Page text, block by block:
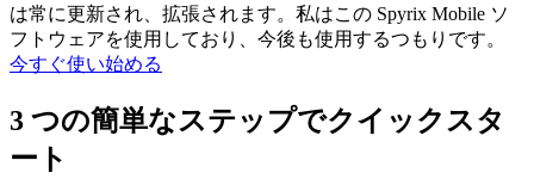
は常に更新され、拡張されます。私はこの Spyrix Mobile ソ
フトウェアを使用しており、今後も使用するつもりです。
今すぐ使い始める
3 つの簡単なステップでクイックスタ
ート